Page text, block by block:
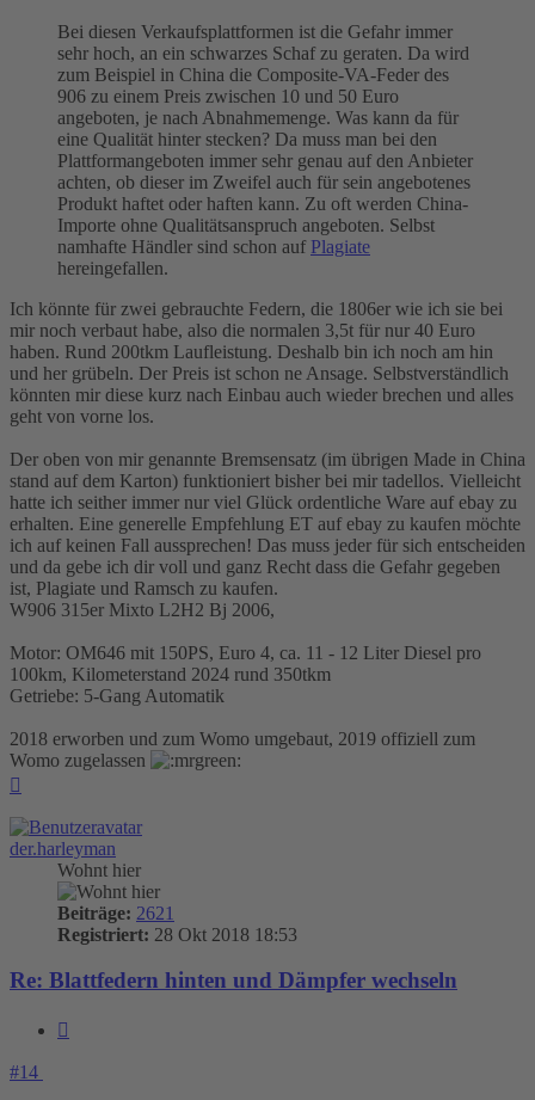
Bei diesen Verkaufsplattformen ist die Gefahr immer
sehr hoch, an ein schwarzes Schaf zu geraten. Da wird
zum Beispiel in China die Composite-VA-Feder des
906 zu einem Preis zwischen 10 und 50 Euro
angeboten, je nach Abnahmemenge. Was kann da für
eine Qualität hinter stecken? Da muss man bei den
Plattformangeboten immer sehr genau auf den Anbieter
achten, ob dieser im Zweifel auch für sein angebotenes
Produkt haftet oder haften kann. Zu oft werden China-
Importe ohne Qualitätsanspruch angeboten. Selbst
namhafte Händler sind schon auf Plagiate
hereingefallen.
Ich könnte für zwei gebrauchte Federn, die 1806er wie ich sie bei
mir noch verbaut habe, also die normalen 3,5t für nur 40 Euro
haben. Rund 200tkm Laufleistung. Deshalb bin ich noch am hin
und her grübeln. Der Preis ist schon ne Ansage. Selbstverständlich
könnten mir diese kurz nach Einbau auch wieder brechen und alles
geht von vorne los.
Der oben von mir genannte Bremsensatz (im übrigen Made in China
stand auf dem Karton) funktioniert bisher bei mir tadellos. Vielleicht
hatte ich seither immer nur viel Glück ordentliche Ware auf ebay zu
erhalten. Eine generelle Empfehlung ET auf ebay zu kaufen möchte
ich auf keinen Fall aussprechen! Das muss jeder für sich entscheiden
und da gebe ich dir voll und ganz Recht dass die Gefahr gegeben
ist, Plagiate und Ramsch zu kaufen.
W906 315er Mixto L2H2 Bj 2006,
Motor: OM646 mit 150PS, Euro 4, ca. 11 - 12 Liter Diesel pro
100km, Kilometerstand 2024 rund 350tkm
Getriebe: 5-Gang Automatik
2018 erworben und zum Womo umgebaut, 2019 offiziell zum
Womo zugelassen
der.harleyman
Wohnt hier
Beiträge: 2621
Registriert: 28 Okt 2018 18:53
Re: Blattfedern hinten und Dämpfer wechseln
#14